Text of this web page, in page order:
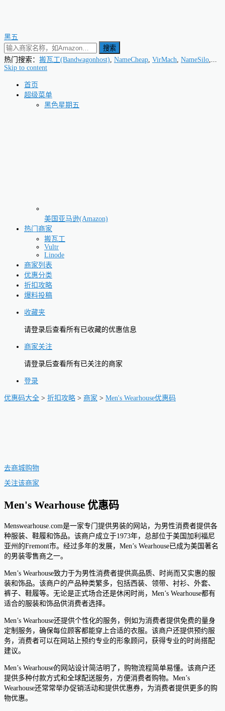
黑五
搜索
热门搜索： 搬瓦工(Bandwagonhost), NameCheap, VirMach, NameSilo,...
Skip to content
首页
超级菜单
黑色星期五
美国亚马逊(Amazon)
热门商家
搬瓦工
Vultr
Linode
商家列表
优惠分类
折扣攻略
爆料投稿
收藏夹
请登录后查看所有已收藏的优惠信息
商家关注
请登录后查看所有已关注的商家
登录
优惠码大全 > 折扣攻略 > 商家 > Men's Wearhouse优惠码
去商城购物
关注该商家
Men's Wearhouse 优惠码
Menswearhouse.com是一家专门提供男装的网站，为男性消费者提供各
种服装、鞋履和饰品。该商户成立于1973年，总部位于美国加利福尼
亚州的Fremont市。经过多年的发展，Men’s Wearhouse已成为美国著名
的男装零售商之一。
Men’s Wearhouse致力于为男性消费者提供高品质、时尚而又实惠的服
装和饰品。该商户的产品种类繁多，包括西装、领带、衬衫、外套、
裤子、鞋履等。无论是正式场合还是休闲时尚，Men’s Wearhouse都有
适合的服装和饰品供消费者选择。
Men’s Wearhouse还提供个性化的服务，例如为消费者提供免费的量身
定制服务，确保每位顾客都能穿上合适的衣服。该商户还提供预约服
务，消费者可以在网站上预约专业的形象顾问，获得专业的时尚搭配
建议。
Men’s Wearhouse的网站设计简洁明了，购物流程简单易懂。该商户还
提供多种付款方式和全球配送服务，方便消费者购物。Men’s
Wearhouse还常常举办促销活动和提供优惠券，为消费者提供更多的购
物优惠。